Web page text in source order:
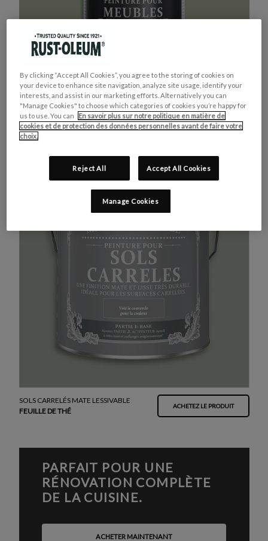
MEUBLES DE CUISINE
VERT KAKI
SOLS CARRELÉS MATE LESSIVABLE
FEUILLE DE THÉ
ACHETEZ LE PRODUIT
PARFAIT POUR UNE
RÉNOVATION COMPLÈTE
DE LA CUISINE.
ACHETER MAINTENANT
By clicking “Accept All Cookies”, you agree to the storing of cookies on
your device to enhance site navigation, analyze site usage, identify your
interests, and assist in our marketing efforts. Alternatively you can
"Manage Cookies" to choose which categories of cookies you’re happy for
us to use. You can
En savoir plus sur notre politique en matière de
cookies et de protection des données personnelles avant de faire votre
choix.
Reject All Accept All Cookies
Manage Cookies